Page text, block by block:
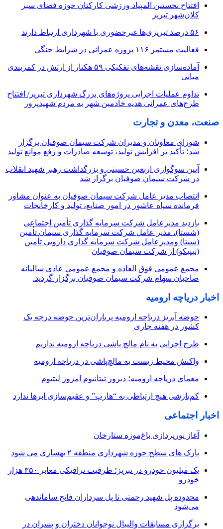
افتتاح نخستین المپیاد ورزشی کارکنان حوزه فضای سبز
کلان‌شهر تبریز
۵۶ درصد تبریزی‌ها غیرحضوری با شهرداری ارتباط دارند
فعالیت مستمر ۱۱۶ پروژه عمرانی در شرایط جنگی
آماده‌سازی نقشه‌های تفکیکی ۵۹ هکتار از ارتش در کمربندی
میانی
تداوم عملیات اجرایی پروژه‌های بزرگ شهرداری تبریز/ افتتاح
طرح‌های عمرانی هدیه خادمین شهر به مردم شهیدپرور
صنعت، معدن و تجارت
شورای معاونان و مدیران شرکت سیمان صوفیان برگزار
شد؛ تأکید بر افزایش تولید، توسعه صادرات و رفع موانع تولید
آیین سوگواری اربعین حسینی و بزرگداشت رهبر شهید انقلاب
در شرکت سیمان صوفیان برگزار شد
انتصاب مدیر عامل شرکت سیمان صوفیان به عنوان مشاور
فرمانده سپاه عاشور در امور صنایع، تولید و کارخانجات
بازدید مدیرعامل شرکت سرمایه گذاری تأمین اجتماعی
(شستا)، مدیر عامل شرکت سرمایه گذاری سیمان تأمین
(سیتا) ومدیرعامل شرکت سرمایه گذاری دارویی تأمین
(تیپیکو) از شرکت سیمان صوفیان
مجمع عمومی فوق العاده و مجمع عمومی عادی سالیانه
صاحبان سهام شرکت سیمان صوفیان برگزار گردید.
اخبار دریاچه ارومیه
حوضه آبریز دریاچه ارومیه پرباران‌ترین حوضه‌ درجه یک
کشور در هفته جاری
طرح اجرایی به نام مالچ پاشی دریاچه ارومیه نداریم
واکنش محیط زیست به مالچ‌پاشی در دریاچه ارومیه
معمای دریاچه ارومیه؛ دیروز تیتانیوم امروز لیتیوم
کم‌بارشی هیچ ارتباطی به “هارپ” و عقیم‌سازی ابرها ندارد
اخبار اجتماعی
آغاز نورپردازی باغ‌موزه ستارخان
پارک های سطح حوزه شهرداری منطقه ۲ بهسازی می شود
یک میلیون خودرو در تبریز؛ ظرفیت ترافیکی معابر ۳۵۰ هزار
خودرو
محدوده پل شهید رحمتی تا پل سرداران فاتح ساماندهی
می‌شود
برگزاری مسابقات والیبال نوجوانان دختران و پسران در